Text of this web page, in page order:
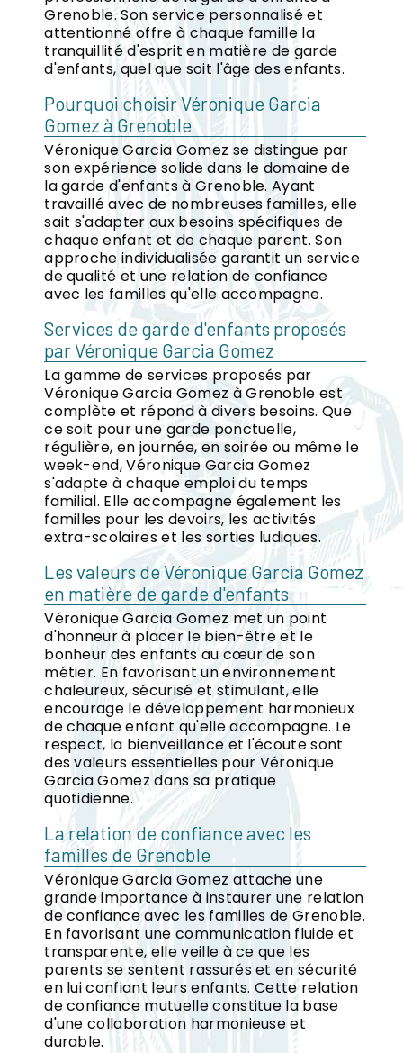
Grenoble. Son service personnalisé et
attentionné offre à chaque famille la
tranquillité d'esprit en matière de garde
d'enfants, quel que soit l'âge des enfants.
Pourquoi choisir Véronique Garcia
Gomez à Grenoble
Véronique Garcia Gomez se distingue par
son expérience solide dans le domaine de
la garde d'enfants à Grenoble. Ayant
travaillé avec de nombreuses familles, elle
sait s'adapter aux besoins spécifiques de
chaque enfant et de chaque parent. Son
approche individualisée garantit un service
de qualité et une relation de confiance
avec les familles qu'elle accompagne.
Services de garde d'enfants proposés
par Véronique Garcia Gomez
La gamme de services proposés par
Véronique Garcia Gomez à Grenoble est
complète et répond à divers besoins. Que
ce soit pour une garde ponctuelle,
régulière, en journée, en soirée ou même le
week-end, Véronique Garcia Gomez
s'adapte à chaque emploi du temps
familial. Elle accompagne également les
familles pour les devoirs, les activités
extra-scolaires et les sorties ludiques.
Les valeurs de Véronique Garcia Gomez
en matière de garde d'enfants
Véronique Garcia Gomez met un point
d'honneur à placer le bien-être et le
bonheur des enfants au cœur de son
métier. En favorisant un environnement
chaleureux, sécurisé et stimulant, elle
encourage le développement harmonieux
de chaque enfant qu'elle accompagne. Le
respect, la bienveillance et l'écoute sont
des valeurs essentielles pour Véronique
Garcia Gomez dans sa pratique
quotidienne.
La relation de confiance avec les
familles de Grenoble
Véronique Garcia Gomez attache une
grande importance à instaurer une relation
de confiance avec les familles de Grenoble.
En favorisant une communication fluide et
transparente, elle veille à ce que les
parents se sentent rassurés et en sécurité
en lui confiant leurs enfants. Cette relation
de confiance mutuelle constitue la base
d'une collaboration harmonieuse et
durable.